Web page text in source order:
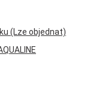
(Lze objednat)